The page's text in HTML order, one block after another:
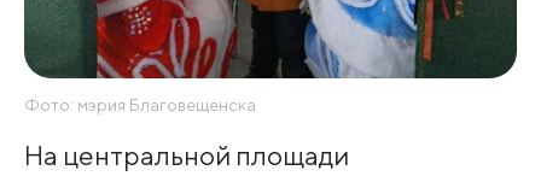
Фото: мэрия Благовещенска
На центральной площади